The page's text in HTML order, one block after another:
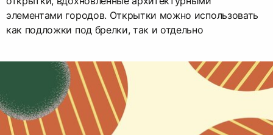
элементами городов. Открытки можно использовать
как подложки под брелки, так и отдельно